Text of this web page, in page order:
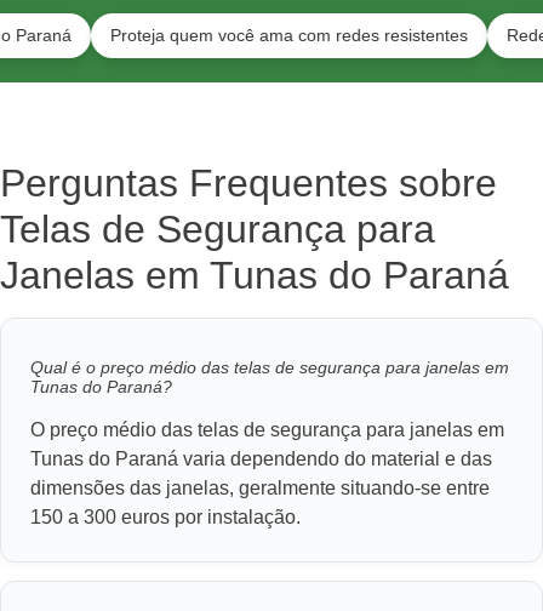
Proteja quem você ama com redes resistentes Redes para
Perguntas Frequentes sobre
Telas de Segurança para
Janelas em Tunas do Paraná
Qual é o preço médio das telas de segurança para janelas em
Tunas do Paraná?
O preço médio das telas de segurança para janelas em
Tunas do Paraná varia dependendo do material e das
dimensões das janelas, geralmente situando-se entre
150 a 300 euros por instalação.